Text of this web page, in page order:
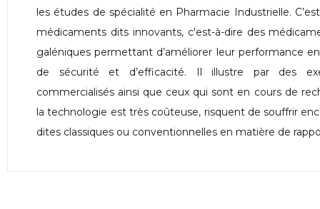
les études de spécialité en Pharmacie Industrielle.
médicaments dits innovants, c'est-à-dire des
galéniques permettant d’améliorer leur performance
de sécurité et d’efficacité. Il illustre par des
commercialisés ainsi que ceux qui sont en cours de
la technologie est très coûteuse, risquent de souffrir
dites classiques ou conventionnelles en matière de